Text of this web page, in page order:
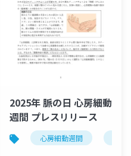
2025年 脈の日 心房細動
週間 プレスリリース
心房細動週間